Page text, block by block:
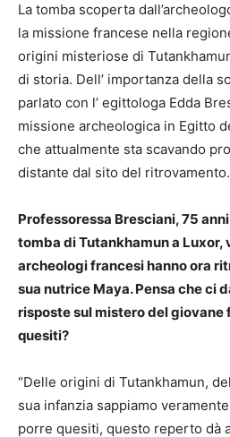
La tomba scoperta
la missione francese nella
origini misteriose di
di storia. Dell’ importanza della
parlato con l’ egittologa Edda
missione archeologica in Egitto
che attualmente sta scavando
distante dal sito del ritrovamento.
Professoressa Bresciani, 75
tomba di Tutankhamun a Luxor,
archeologi francesi hanno ora
sua nutrice Maya. Pensa che ci
risposte sul mistero del giovane
quesiti?
“Delle origini di Tutankhamun,
sua infanzia sappiamo
porre quesiti, questo reperto dà